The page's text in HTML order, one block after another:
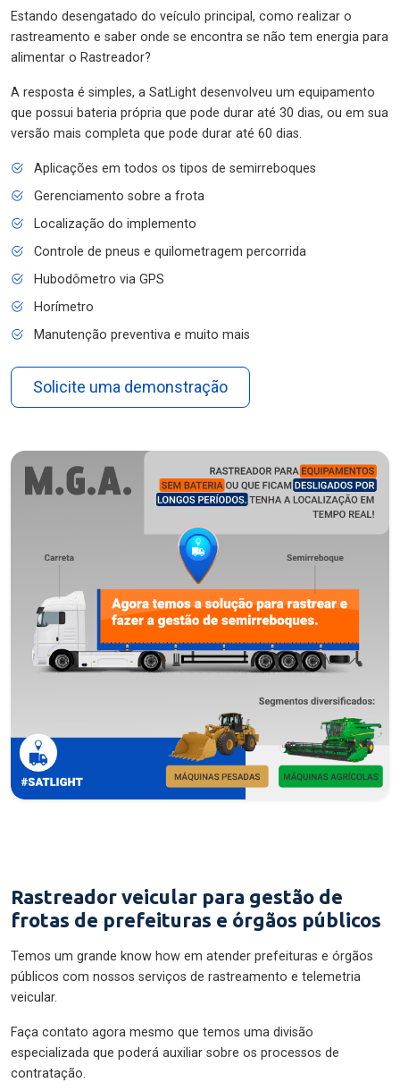
Estando desengatado do veículo principal, como realizar o
rastreamento e saber onde se encontra se não tem energia para
alimentar o Rastreador?
A resposta é simples, a SatLight desenvolveu um equipamento
que possui bateria própria que pode durar até 30 dias, ou em sua
versão mais completa que pode durar até 60 dias.
Aplicações em todos os tipos de semirreboques
Gerenciamento sobre a frota
Localização do implemento
Controle de pneus e quilometragem percorrida
Hubodômetro via GPS
Horímetro
Manutenção preventiva e muito mais
Solicite uma demonstração
Rastreador veicular para gestão de
frotas de prefeituras e órgãos públicos
Temos um grande know how em atender prefeituras e órgãos
públicos com nossos serviços de rastreamento e telemetria
veicular.
Faça contato agora mesmo que temos uma divisão
especializada que poderá auxiliar sobre os processos de
contratação.